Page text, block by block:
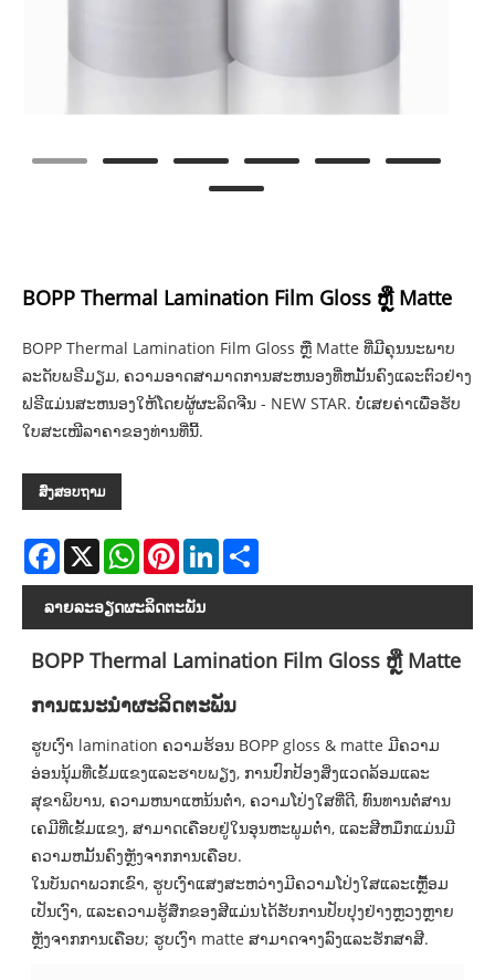
BOPP Thermal Lamination Film Gloss ຫຼື Matte
BOPP Thermal Lamination Film Gloss ຫຼື Matte ທີ່ມີຄຸນນະພາບ
ລະດັບພຣີມຽມ, ຄວາມອາດສາມາດການສະຫນອງທີ່ຫມັ້ນຄົງແລະຕົວຢ່າງ
ຟຣີແມ່ນສະຫນອງໃຫ້ໂດຍຜູ້ຜະລິດຈີນ - NEW STAR. ບໍ່ເສຍຄ່າເພື່ອຮັບ
ໃບສະເໜີລາຄາຂອງທ່ານທີ່ນີ້.
ສົ່ງສອບຖາມ
Facebook
X WhatsAppPinterestLinkedIn
ລາຍ​ລະ​ອຽດ​ຜະ​ລິດ​ຕະ​ພັນ
BOPP Thermal Lamination Film Gloss ຫຼື Matte
ການແນະນໍາຜະລິດຕະພັນ
ຮູບເງົາ lamination ຄວາມຮ້ອນ BOPP gloss & matte ມີຄວາມ
ອ່ອນນຸ້ມທີ່ເຂັ້ມແຂງແລະຮາບພຽງ, ການປົກປ້ອງສິ່ງແວດລ້ອມແລະ
ສຸຂາພິບານ, ຄວາມຫນາແຫນ້ນຕ່ໍາ, ຄວາມໂປ່ງໃສທີ່ດີ, ທົນທານຕໍ່ສານ
ເຄມີທີ່ເຂັ້ມແຂງ, ສາມາດເຄືອບຢູ່ໃນອຸນຫະພູມຕ່ໍາ, ແລະສີຫມຶກແມ່ນມີ
ຄວາມຫມັ້ນຄົງຫຼັງຈາກການເຄືອບ.
ໃນບັນດາພວກເຂົາ, ຮູບເງົາແສງສະຫວ່າງມີຄວາມໂປ່ງໃສແລະເຫຼື້ອມ
ເປັນເງົາ, ແລະຄວາມຮູ້ສຶກຂອງສີແມ່ນໄດ້ຮັບການປັບປຸງຢ່າງຫຼວງຫຼາຍ
ຫຼັງຈາກການເຄືອບ; ຮູບເງົາ matte ສາມາດຈາງລົງແລະຮັກສາສີ.